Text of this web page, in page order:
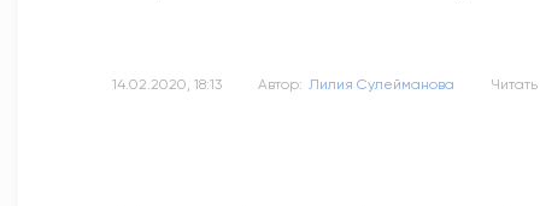
14.02.2020, 18:13 Автор: Лилия Сулейманова Читать